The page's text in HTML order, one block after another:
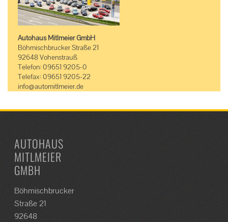
Autohaus Mitlmeier GmbH
Böhmischbrucker Straße 21
92648 Vohenstrauß
Telefon: 09651 9205-0
Telefax: 09651 9205-22
info@automitlmeier.de
AUTOHAUS
MITLMEIER
GMBH
Böhmischbrucker
Straße 21
92648